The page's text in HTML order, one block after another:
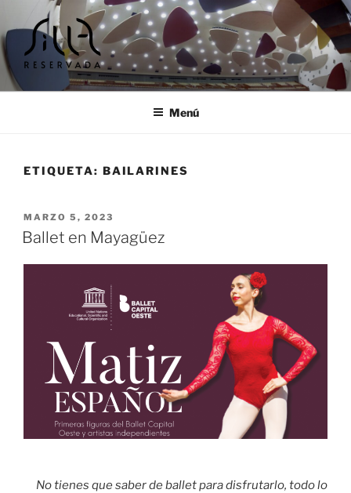
al
contenido
SILLA RESERVADA |
TALLERES Y ENCUENTROS
Cursos y encuentros musicales
Menú
ETIQUETA: BAILARINES
PUBLICADO
EL
MARZO 5, 2023
Ballet en Mayagüez
No tienes que saber de ballet para disfrutarlo, todo lo